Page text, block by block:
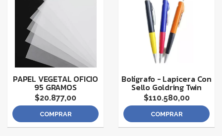
PAPEL VEGETAL OFICIO
95 GRAMOS
$20.877,00
COMPRAR
Bolígrafo - Lapicera Con
Sello Goldring Twin
$110.580,00
COMPRAR